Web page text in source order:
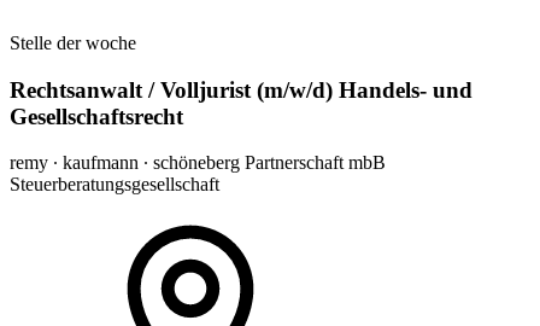
Stelle der woche
Rechtsanwalt / Volljurist (m/w/d) Handels- und
Gesellschaftsrecht
remy ∙ kaufmann ∙ schöneberg Partnerschaft mbB
Steuerberatungsgesellschaft